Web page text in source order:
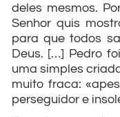
deles mesmos.
Senhor quis
para que todos
Deus. […] Pedro
uma simples
muito fraca:
perseguidor e